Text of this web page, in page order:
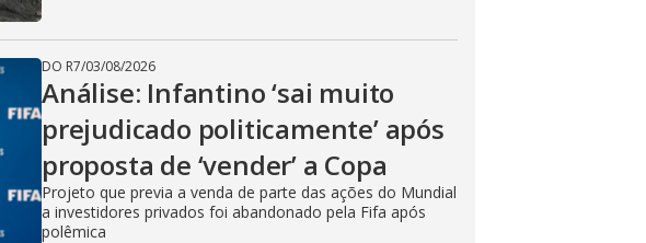
DO R7/03/08/2026
Análise: Infantino ‘sai muito
prejudicado politicamente’ após
proposta de ‘vender’ a Copa
Projeto que previa a venda de parte das ações do Mundial
a investidores privados foi abandonado pela Fifa após
polêmica